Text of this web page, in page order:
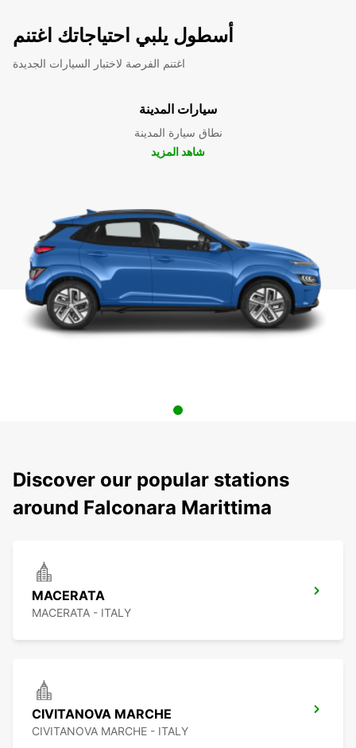
أسطول يلبي احتياجاتك اغتنم
اغتنم الفرصة لاختبار السيارات الجديدة
سيارات المدينة
نطاق سيارة المدينة
شاهد المزيد
Discover our popular stations
around Falconara Marittima
MACERATA
MACERATA - ITALY
CIVITANOVA MARCHE
CIVITANOVA MARCHE - ITALY